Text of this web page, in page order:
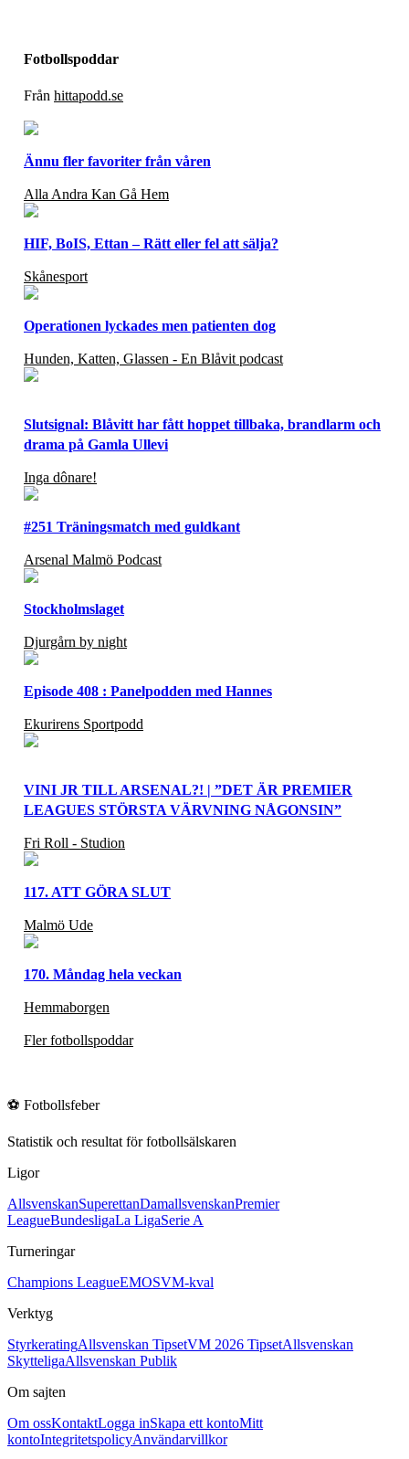
Fotbollspoddar
Från hittapodd.se
Ännu fler favoriter från våren
Alla Andra Kan Gå Hem
HIF, BoIS, Ettan – Rätt eller fel att sälja?
Skånesport
Operationen lyckades men patienten dog
Hunden, Katten, Glassen - En Blåvit podcast
Slutsignal: Blåvitt har fått hoppet tillbaka, brandlarm och
drama på Gamla Ullevi
Inga dônare!
#251 Träningsmatch med guldkant
Arsenal Malmö Podcast
Stockholmslaget
Djurgårn by night
Episode 408 : Panelpodden med Hannes
Ekurirens Sportpodd
VINI JR TILL ARSENAL?! | ”DET ÄR PREMIER
LEAGUES STÖRSTA VÄRVNING NÅGONSIN”
Fri Roll - Studion
117. ATT GÖRA SLUT
Malmö Ude
170. Måndag hela veckan
Hemmaborgen
Fler fotbollspoddar
⚽ Fotbollsfeber
Statistik och resultat för fotbollsälskaren
Ligor
AllsvenskanSuperettanDamallsvenskanPremier
LeagueBundesligaLa LigaSerie A
Turneringar
Champions LeagueEMOSVM-kval
Verktyg
StyrkeratingAllsvenskan TipsetVM 2026 TipsetAllsvenskan
SkytteligaAllsvenskan Publik
Om sajten
Om ossKontaktLogga inSkapa ett kontoMitt
kontoIntegritetspolicyAnvändarvillkor